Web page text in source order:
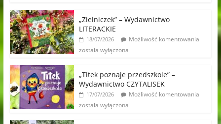
„Zielniczek” – Wydawnictwo
LITERACKIE
18/07/2026
Możliwość komentowania
została wyłączona
„Titek poznaje przedszkole” –
Wydawnictwo CZYTALISEK
17/07/2026
Możliwość komentowania
została wyłączona